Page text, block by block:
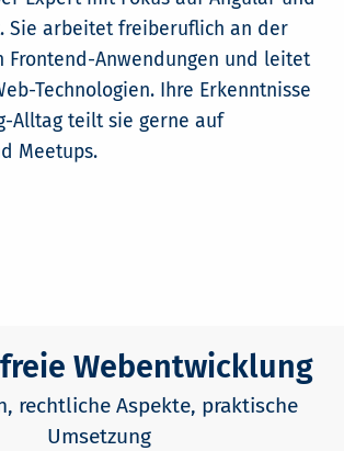
Sie arbeitet freiberuflich an der
Frontend-Anwendungen und leitet
Technologien. Ihre Erkenntnisse
Alltag teilt sie gerne auf
Meetups.
Webentwicklung
rechtliche Aspekte, praktische
Umsetzung